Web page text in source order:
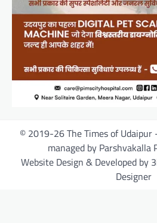
© 2019-26 The Times of
managed by Parshvakalla
Website Design & Developed by
Designer